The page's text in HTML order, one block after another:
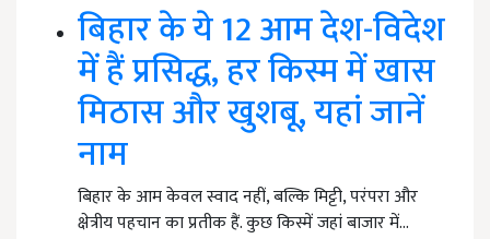
बिहार के ये 12 आम देश-विदेश
में हैं प्रसिद्ध, हर किस्म में खास
मिठास और खुशबू, यहां जानें
नाम
बिहार के आम केवल स्वाद नहीं, बल्कि मिट्टी, परंपरा और
क्षेत्रीय पहचान का प्रतीक हैं. कुछ किस्में जहां बाजार में…